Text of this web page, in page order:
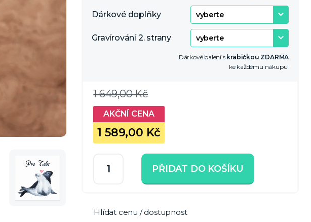
Dárkové doplňky
Gravírování 2. strany
Dárkové balení s krabičkou ZDARMA
ke každému nákupu!
1 589,00 Kč
1 649,00 Kč
PŘIDAT DO KOŠÍKU
Hlídat cenu / dostupnost